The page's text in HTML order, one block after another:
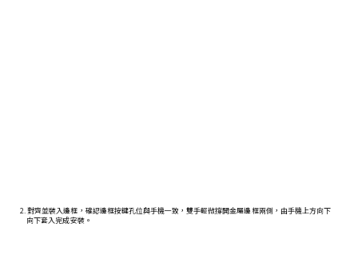
2. 對齊並裝入邊框，確認邊框按鍵孔位與手機一致，雙手輕微撐開金屬邊框兩側，由手機上方向下
向下套入完成安裝。